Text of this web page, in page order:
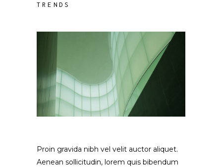
TRENDS
Proin gravida nibh vel velit auctor aliquet.
Aenean sollicitudin, lorem quis bibendum